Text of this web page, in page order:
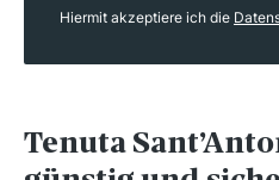
Hiermit akzeptiere ich die
Tenuta